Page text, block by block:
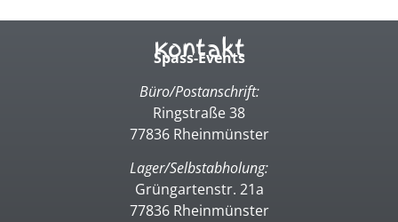
Kontakt
Spass-Events
Büro/Postanschrift:
Ringstraße 38
77836 Rheinmünster
Lager/Selbstabholung:
Grüngartenstr. 21a
77836 Rheinmünster